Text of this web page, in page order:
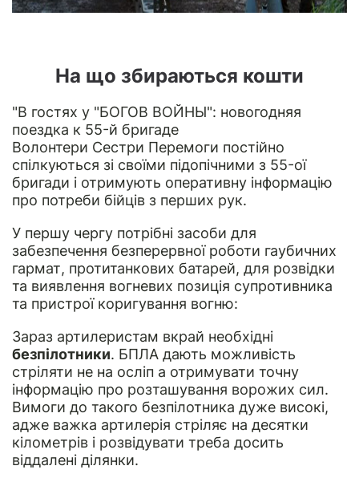
На що збираються кошти
"В гостях у "БОГОВ ВОЙНЫ": новогодняя
поездка к 55-й бригаде
Волонтери Сестри Перемоги постійно
спілкуються зі своїми підопічними з 55-ої
бригади і отримують оперативну інформацію
про потреби бійців з перших рук.
У першу чергу потрібні засоби для
забезпечення безперервної роботи гаубичних
гармат, протитанкових батарей, для розвідки
та виявлення вогневих позиція супротивника
та пристрої коригування вогню:
Зараз артилеристам вкрай необхідні
безпілотники. БПЛА дають можливість
стріляти не на осліп а отримувати точну
інформацію про розташування ворожих сил.
Вимоги до такого безпілотника дуже високі,
адже важка артилерія стріляє на десятки
кілометрів і розвідувати треба досить
віддалені ділянки.